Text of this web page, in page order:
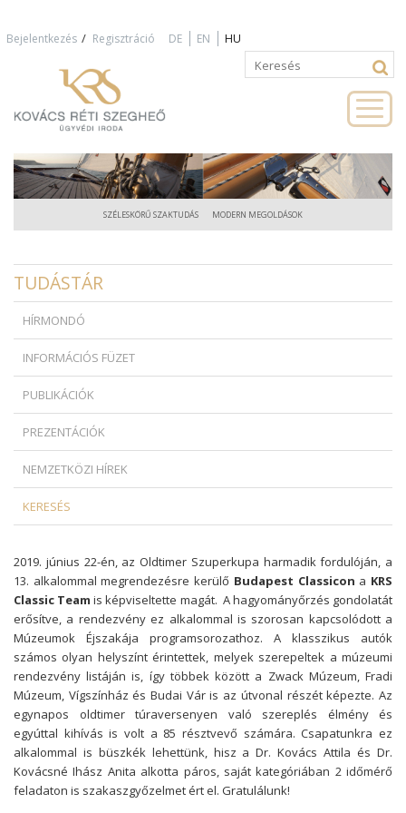
Bejelentkezés / Regisztráció DE EN HU
Keresés
Keresés
SZÉLESKÖRŰ SZAKTUDÁS MODERN MEGOLDÁSOK
TUDÁSTÁR
HÍRMONDÓ
INFORMÁCIÓS FÜZET
PUBLIKÁCIÓK
PREZENTÁCIÓK
NEMZETKÖZI HÍREK
KERESÉS
2019. június 22-én, az Oldtimer Szuperkupa harmadik fordulóján, a
13. alkalommal megrendezésre kerülő Budapest Classicon a KRS
Classic Teamis képviseltette magát. A hagyományőrzés gondolatát
erősítve, a rendezvény ez alkalommal is szorosan kapcsolódott a
Múzeumok Éjszakája programsorozathoz. A klasszikus autók
számos olyan helyszínt érintettek, melyek szerepeltek a múzeumi
rendezvény listáján is, így többek között a Zwack Múzeum, Fradi
Múzeum, Vígszínház és Budai Vár is az útvonal részét képezte. Az
egynapos oldtimer túraversenyen való szereplés élmény és
egyúttal kihívás is volt a 85 résztvevő számára. Csapatunkra ez
alkalommal is büszkék lehettünk, hisz a Dr. Kovács Attila és Dr.
Kovácsné Ihász Anita alkotta páros, saját kategóriában 2 időmérő
feladaton is szakaszgyőzelmet ért el. Gratulálunk!